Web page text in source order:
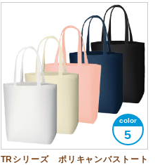
5
TRシリーズ ポリキャンバストート